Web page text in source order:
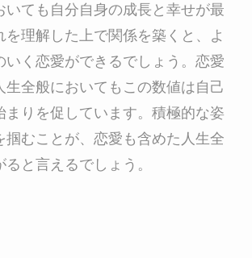
いても自分自身の成長と幸せが最
を理解した上で関係を築くと、よ
いく恋愛ができるでしょう。恋愛
生全般においてもこの数値は自己
まりを促しています。積極的な姿
掴むことが、恋愛も含めた人生全
と言えるでしょう。